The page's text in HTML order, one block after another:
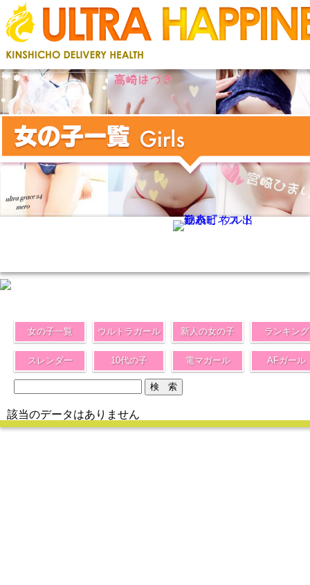
女の子一覧 ウルトラガール 新人の女の子 ランキング
スレンダー 10代の子 電マガール AFガール
該当のデータはありません